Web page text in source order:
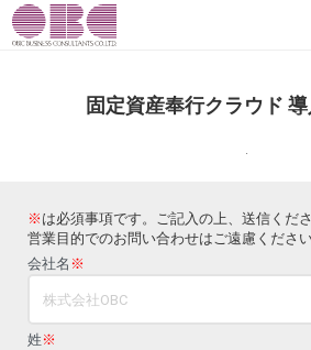
固定資産奉行クラウド
※ は必須事項です。ご記入の上、送信くださ
営業目的でのお問い合わせはご遠慮ください
会社名 ※
姓 ※